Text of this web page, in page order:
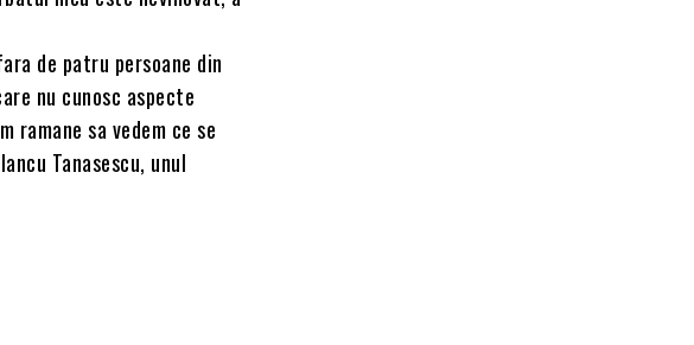
de patru persoane din
nu cunosc aspecte
sa vedem ce se
Tanasescu, unul